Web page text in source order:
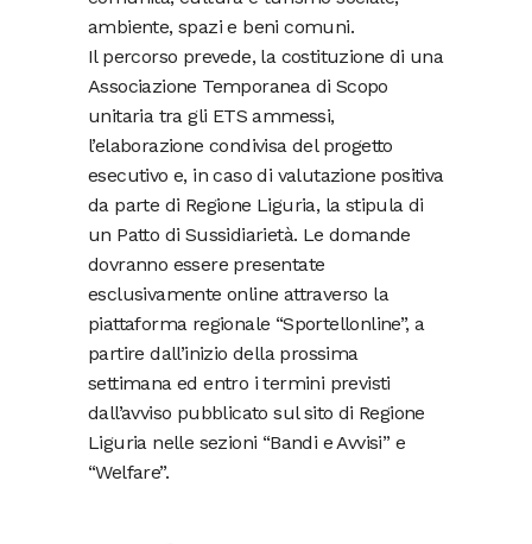
ambiente, spazi e beni comuni.
Il percorso prevede, la costituzione di una
Associazione Temporanea di Scopo
unitaria tra gli ETS ammessi,
l’elaborazione condivisa del progetto
esecutivo e, in caso di valutazione positiva
da parte di Regione Liguria, la stipula di
un Patto di Sussidiarietà. Le domande
dovranno essere presentate
esclusivamente online attraverso la
piattaforma regionale “Sportellonline”, a
partire dall’inizio della prossima
settimana ed entro i termini previsti
dall’avviso pubblicato sul sito di Regione
Liguria nelle sezioni “Bandi e Avvisi” e
“Welfare”.